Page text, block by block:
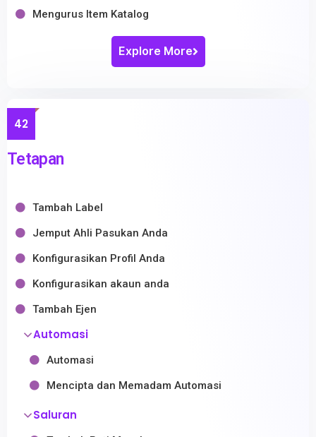
Mengurus Item Katalog
Explore More
42
Tetapan
Tambah Label
Jemput Ahli Pasukan Anda
Konfigurasikan Profil Anda
Konfigurasikan akaun anda
Tambah Ejen
Automasi
Automasi
Mencipta dan Memadam Automasi
Saluran